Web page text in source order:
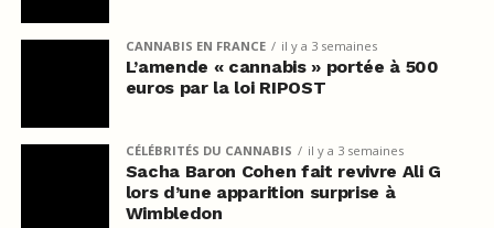
CANNABIS EN FRANCE il y a 3 semaines
L’amende « cannabis » portée à 500
euros par la loi RIPOST
CÉLÉBRITÉS DU CANNABIS il y a 3 semaines
Sacha Baron Cohen fait revivre Ali G
lors d’une apparition surprise à
Wimbledon